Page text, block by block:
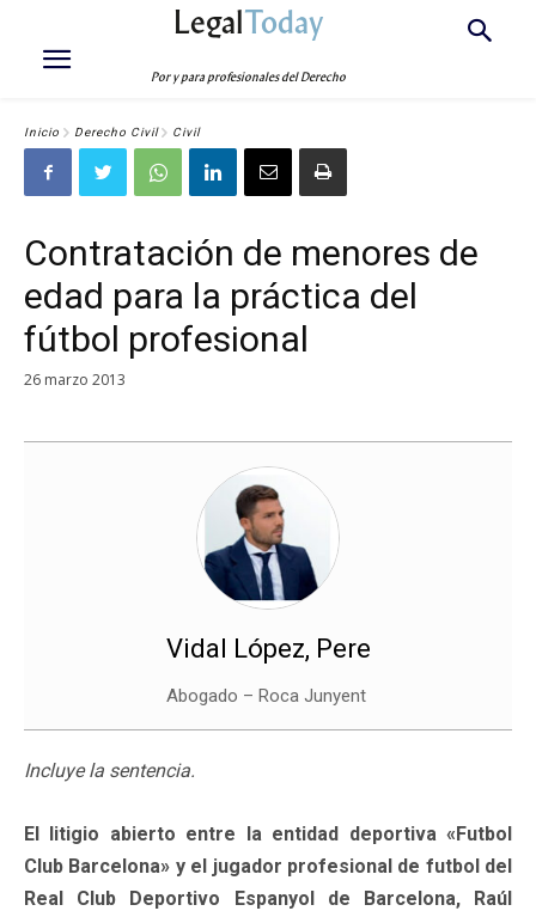
LegalToday
Por y para profesionales del Derecho
Inicio Derecho Civil Civil
Contratación de menores de
edad para la práctica del
fútbol profesional
26 marzo 2013
Vidal López, Pere
Abogado – Roca Junyent
Incluye la sentencia.
El litigio abierto entre la entidad deportiva «Futbol
Club Barcelona» y el jugador profesional de futbol del
Real Club Deportivo Espanyol de Barcelona, Raúl